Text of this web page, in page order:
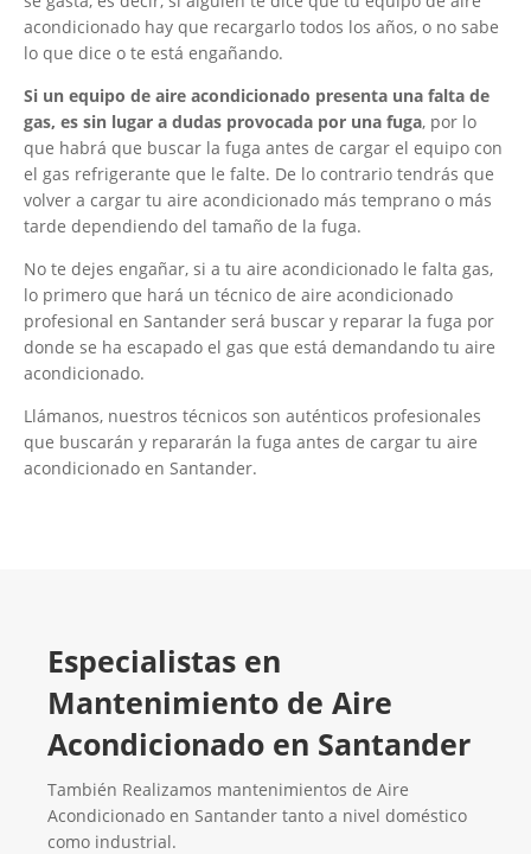
acondicionado hay que recargarlo todos los años, o no sabe
lo que dice o te está engañando.
Si un equipo de aire acondicionado presenta una falta de
gas, es sin lugar a dudas provocada por una fuga, por lo
que habrá que buscar la fuga antes de cargar el equipo con
el gas refrigerante que le falte. De lo contrario tendrás que
volver a cargar tu aire acondicionado más temprano o más
tarde dependiendo del tamaño de la fuga.
No te dejes engañar, si a tu aire acondicionado le falta gas,
lo primero que hará un técnico de aire acondicionado
profesional en Santander será buscar y reparar la fuga por
donde se ha escapado el gas que está demandando tu aire
acondicionado.
Llámanos, nuestros técnicos son auténticos profesionales
que buscarán y repararán la fuga antes de cargar tu aire
acondicionado en Santander.
Especialistas en
Mantenimiento de Aire
Acondicionado en Santander
También Realizamos mantenimientos de Aire
Acondicionado en Santander tanto a nivel doméstico
como industrial.